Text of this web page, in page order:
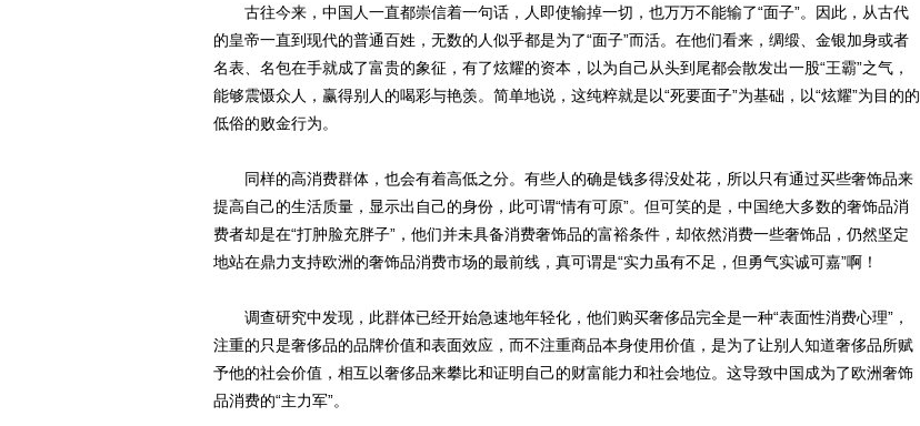
古往今来，中国人一直都崇信着一句话，人即使输掉一切，也万万不能输了“面子”。因此，从古代
的皇帝一直到现代的普通百姓，无数的人似乎都是为了“面子”而活。在他们看来，绸缎、金银加身或者
名表、名包在手就成了富贵的象征，有了炫耀的资本，以为自己从头到尾都会散发出一股“王霸”之气，
能够震慑众人，赢得别人的喝彩与艳羡。简单地说，这纯粹就是以“死要面子”为基础，以“炫耀”为目的的
低俗的败金行为。
同样的高消费群体，也会有着高低之分。有些人的确是钱多得没处花，所以只有通过买些奢饰品来
提高自己的生活质量，显示出自己的身份，此可谓“情有可原”。但可笑的是，中国绝大多数的奢饰品消
费者却是在“打肿脸充胖子”，他们并未具备消费奢饰品的富裕条件，却依然消费一些奢饰品，仍然坚定
地站在鼎力支持欧洲的奢饰品消费市场的最前线，真可谓是“实力虽有不足，但勇气实诚可嘉”啊！
调查研究中发现，此群体已经开始急速地年轻化，他们购买奢侈品完全是一种“表面性消费心理”，
注重的只是奢侈品的品牌价值和表面效应，而不注重商品本身使用价值，是为了让别人知道奢侈品所赋
予他的社会价值，相互以奢侈品来攀比和证明自己的财富能力和社会地位。这导致中国成为了欧洲奢饰
品消费的“主力军”。